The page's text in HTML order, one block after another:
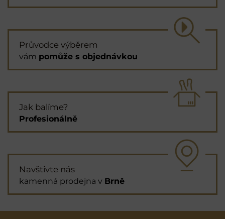
Průvodce výběrem
vám pomůže s objednávkou
Jak balíme?
Profesionálně
Navštivte nás
kamenná prodejna v Brně